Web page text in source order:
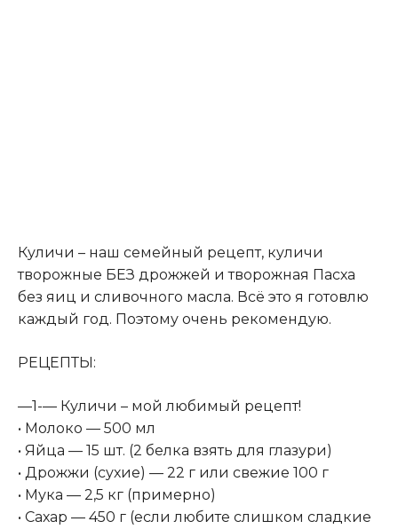
Куличи – наш семейный рецепт, куличи
творожные БЕЗ дрожжей и творожная Пасха
без яиц и сливочного масла. Всё это я готовлю
каждый год. Поэтому очень рекомендую.
РЕЦЕПТЫ:
—1-— Куличи – мой любимый рецепт!
• Молоко — 500 мл
• Яйца — 15 шт. (2 белка взять для глазури)
• Дрожжи (сухие) — 22 г или свежие 100 г
• Мука — 2,5 кг (примерно)
• Сахар — 450 г (если любите слишком сладкие